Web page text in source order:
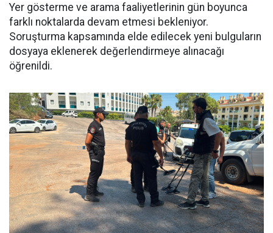
Yer gösterme ve arama faaliyetlerinin gün boyunca
farklı noktalarda devam etmesi bekleniyor.
Soruşturma kapsamında elde edilecek yeni bulguların
dosyaya eklenerek değerlendirmeye alınacağı
öğrenildi.